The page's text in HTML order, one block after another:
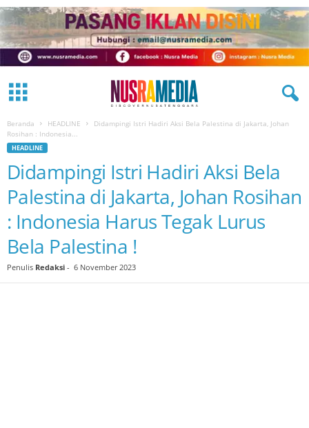
Beranda HEADLINE
Didampingi Istri Hadiri Aksi Bela Palestina di Jakarta, Johan
Rosihan : Indonesia...
HEADLINE
Didampingi Istri Hadiri Aksi Bela
Palestina di Jakarta, Johan Rosihan
: Indonesia Harus Tegak Lurus
Bela Palestina !
Penulis Redaksi - 6 November 2023